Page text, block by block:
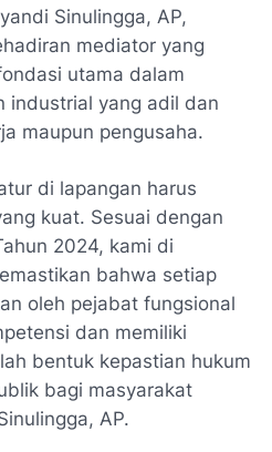
Sinulingga, AP,
mediator yang
utama dalam
industrial yang adil dan
maupun pengusaha.
di lapangan harus
kuat. Sesuai dengan
2024, kami di
bahwa setiap
oleh pejabat fungsional
dan memiliki
bentuk kepastian hukum
bagi masyarakat
AP.